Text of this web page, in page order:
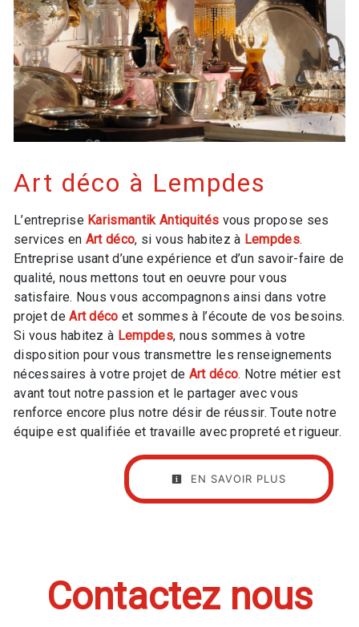
Art déco à Lempdes
L’entreprise Karismantik Antiquités vous propose ses
services en Art déco, si vous habitez à Lempdes.
Entreprise usant d’une expérience et d’un savoir-faire de
qualité, nous mettons tout en oeuvre pour vous
satisfaire. Nous vous accompagnons ainsi dans votre
projet deArt déco et sommes à l’écoute de vos besoins.
Si vous habitez à Lempdes, nous sommes à votre
disposition pour vous transmettre les renseignements
nécessaires à votre projet de Art déco. Notre métier est
avant tout notre passion et le partager avec vous
renforce encore plus notre désir de réussir. Toute notre
équipe est qualifiée et travaille avec propreté et rigueur.
EN SAVOIR PLUS
Contactez nous